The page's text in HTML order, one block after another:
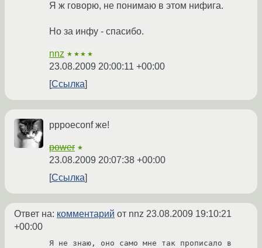
Я ж говорю, не понимаю в этом нифига.
Но за инфу - спасибо.
nnz ★★★★
23.08.2009 20:00:11 +00:00
Ссылка
pppoeconf же!
power ★
23.08.2009 20:07:38 +00:00
Ссылка
Ответ на: комментарий от nnz 23.08.2009 19:10:21
+00:00
Я не знаю, оно само мне так прописало в